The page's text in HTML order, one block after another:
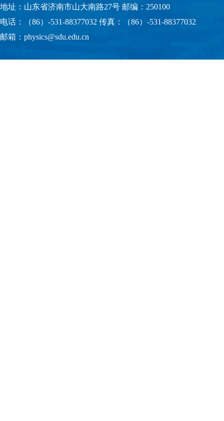
地址：山东省济南市山大南路27号 邮编：250100
电话：（86）-531-88377032 传真：（86）-531-88377032
邮箱：physics@sdu.edu.cn